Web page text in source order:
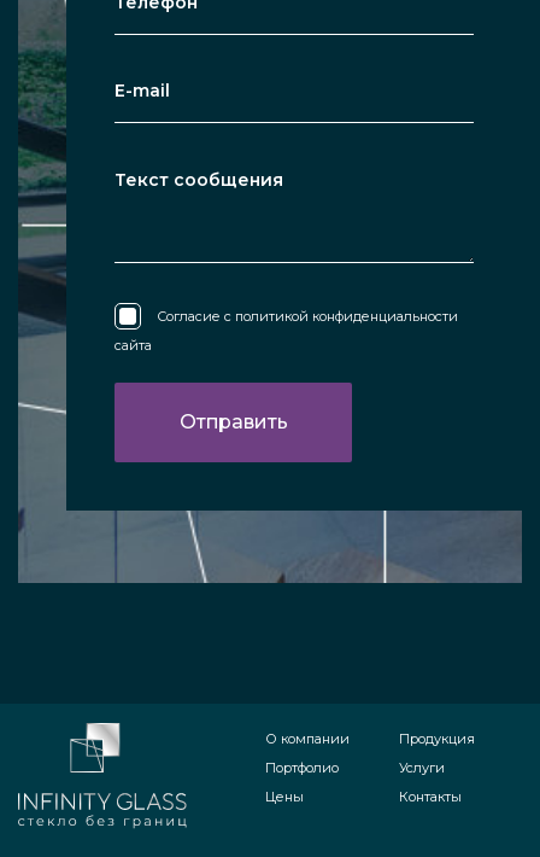
Согласие с политикой конфиденциальности
сайта
О компании
Портфолио
Цены
Продукция
Услуги
Контакты